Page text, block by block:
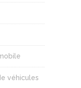
véhicules